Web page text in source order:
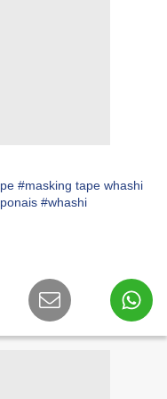
#masking tape whashi
#whashi